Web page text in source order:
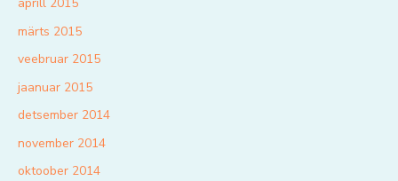
aprill 2015
märts 2015
veebruar 2015
jaanuar 2015
detsember 2014
november 2014
oktoober 2014